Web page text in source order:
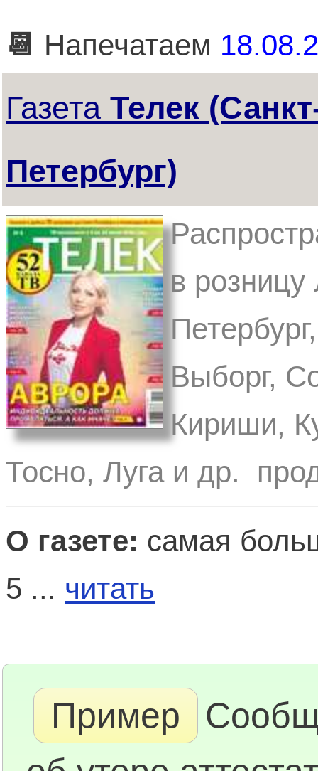
📆 Напечатаем
Газета Телек
Петербург)
в розницу
Выборг,
Кириши,
Тосно, Луга и др.
О газете: самая
5 ... читать
Пример